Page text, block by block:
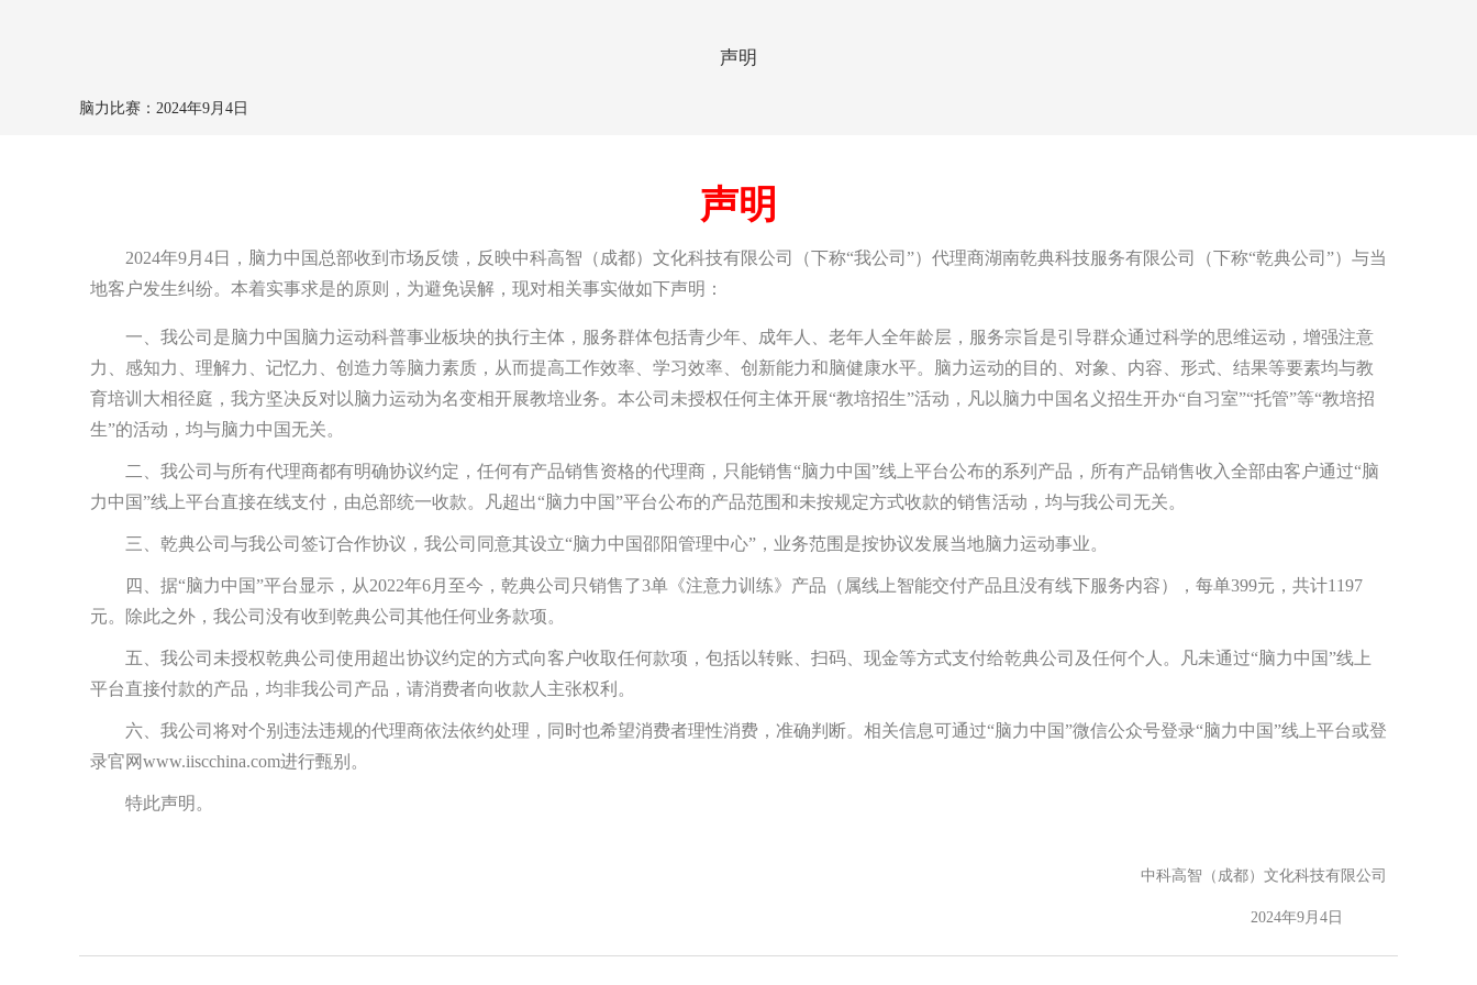
声明
脑力比赛： 2024年9月4日
声明
2024年9月4日，脑力中国总部收到市场反馈，反映中科高智（成都）文化科技有限公司（下称“我公司”）代理商湖南乾典科技服务有限公司（下称“乾典公司”）与当
地客户发生纠纷。本着实事求是的原则，为避免误解，现对相关事实做如下声明：
一、我公司是脑力中国脑力运动科普事业板块的执行主体，服务群体包括青少年、成年人、老年人全年龄层，服务宗旨是引导群众通过科学的思维运动，增强注意
力、感知力、理解力、记忆力、创造力等脑力素质，从而提高工作效率、学习效率、创新能力和脑健康水平。脑力运动的目的、对象、内容、形式、结果等要素均与教
育培训大相径庭，我方坚决反对以脑力运动为名变相开展教培业务。本公司未授权任何主体开展“教培招生”活动，凡以脑力中国名义招生开办“自习室”“托管”等“教培招
生”的活动，均与脑力中国无关。
二、我公司与所有代理商都有明确协议约定，任何有产品销售资格的代理商，只能销售“脑力中国”线上平台公布的系列产品，所有产品销售收入全部由客户通过“脑
力中国”线上平台直接在线支付，由总部统一收款。凡超出“脑力中国”平台公布的产品范围和未按规定方式收款的销售活动，均与我公司无关。
三、乾典公司与我公司签订合作协议，我公司同意其设立“脑力中国邵阳管理中心”，业务范围是按协议发展当地脑力运动事业。
四、据“脑力中国”平台显示，从2022年6月至今，乾典公司只销售了3单《注意力训练》产品（属线上智能交付产品且没有线下服务内容），每单399元，共计1197
元。除此之外，我公司没有收到乾典公司其他任何业务款项。
五、我公司未授权乾典公司使用超出协议约定的方式向客户收取任何款项，包括以转账、扫码、现金等方式支付给乾典公司及任何个人。凡未通过“脑力中国”线上
平台直接付款的产品，均非我公司产品，请消费者向收款人主张权利。
六、我公司将对个别违法违规的代理商依法依约处理，同时也希望消费者理性消费，准确判断。相关信息可通过“脑力中国”微信公众号登录“脑力中国”线上平台或登
录官网www.iiscchina.com进行甄别。
特此声明。
中科高智（成都）文化科技有限公司
2024年9月4日